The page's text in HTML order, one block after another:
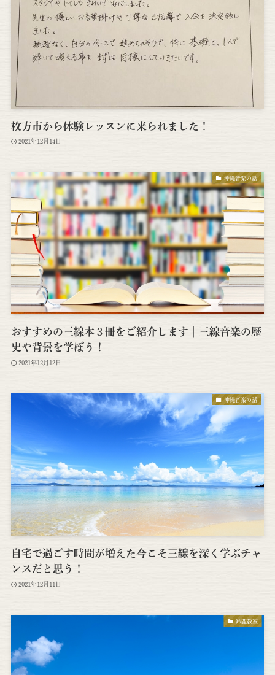
枚方市から体験レッスンに来られました！
2021年12月14日
沖縄音楽の話
おすすめの三線本３冊をご紹介します│三線音楽の歴
史や背景を学ぼう！
2021年12月12日
沖縄音楽の話
自宅で過ごす時間が増えた今こそ三線を深く学ぶチャ
ンスだと思う！
2021年12月11日
鈴鹿教室